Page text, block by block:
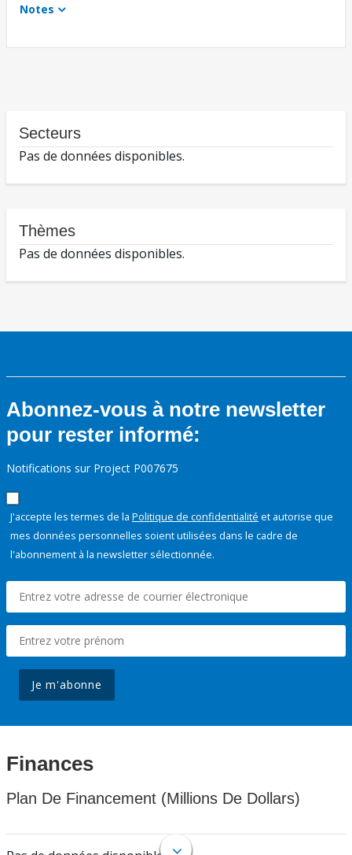
Notes
Secteurs
Pas de données disponibles.
Thèmes
Pas de données disponibles.
Abonnez-vous à notre newsletter
pour rester informé:
Notifications sur Project P007675
J'accepte les termes de la Politique de confidentialité et autorise que
mes données personnelles soient utilisées dans le cadre de
l'abonnement à la newsletter sélectionnée.
Je m'abonne
Finances
Plan De Financement (Millions De Dollars)